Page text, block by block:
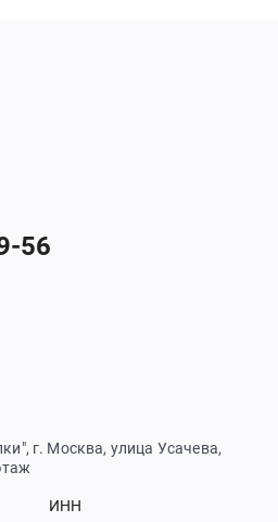
56
г. Москва, улица Усачева,
ИНН